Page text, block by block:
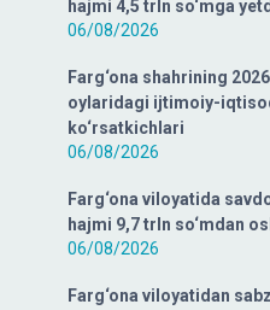
hajmi 4,5 trln so‘mga
06/08/2026
Farg‘ona shahrining
oylaridagi ijtimoiy-
ko‘rsatkichlari
06/08/2026
Farg‘ona viloyatida
hajmi 9,7 trln so‘mdan
06/08/2026
Farg‘ona viloyatidan